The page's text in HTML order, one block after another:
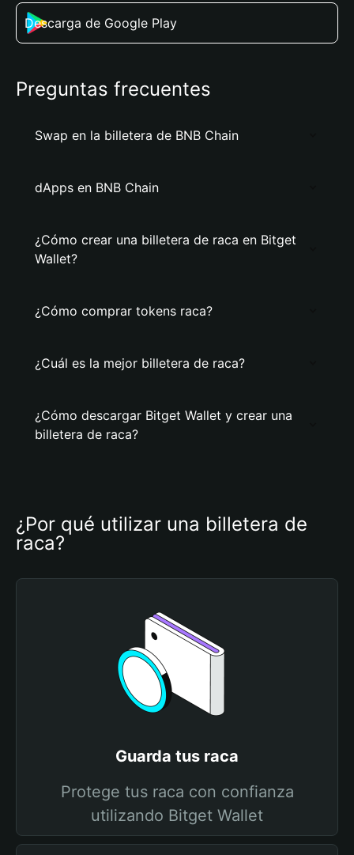
Descarga de Google Play
Preguntas frecuentes
Swap en la billetera de BNB Chain
dApps en BNB Chain
¿Cómo crear una billetera de raca en Bitget
Wallet?
¿Cómo comprar tokens raca?
¿Cuál es la mejor billetera de raca?
¿Cómo descargar Bitget Wallet y crear una
billetera de raca?
¿Por qué utilizar una billetera de
raca?
Guarda tus raca
Protege tus raca con confianza
utilizando Bitget Wallet